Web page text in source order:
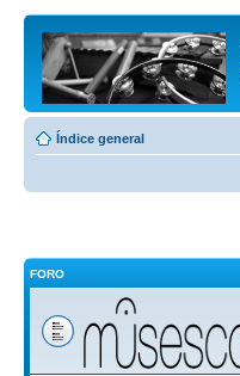
Índice general
FORO